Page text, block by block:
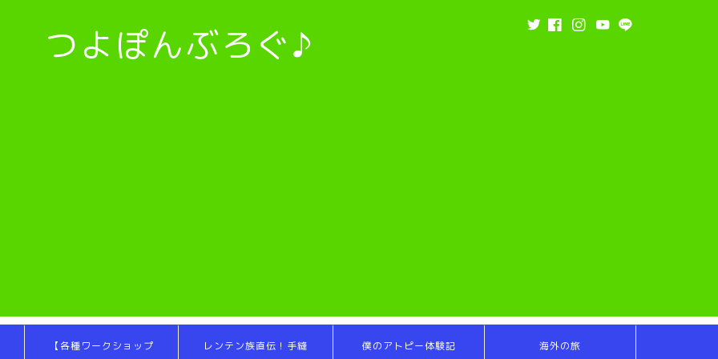
つよぽんぶろぐ♪
【各種ワークショップ
レンテン族直伝！手縫
僕のアトピー体験記 海外の旅